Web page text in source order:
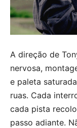
A direção de
nervosa,
e paleta
ruas. Cada
cada pista
passo adiante.